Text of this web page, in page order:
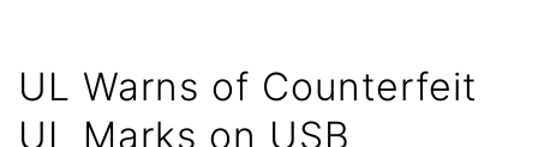
UL Warns of Counterfeit
UL Marks on USB